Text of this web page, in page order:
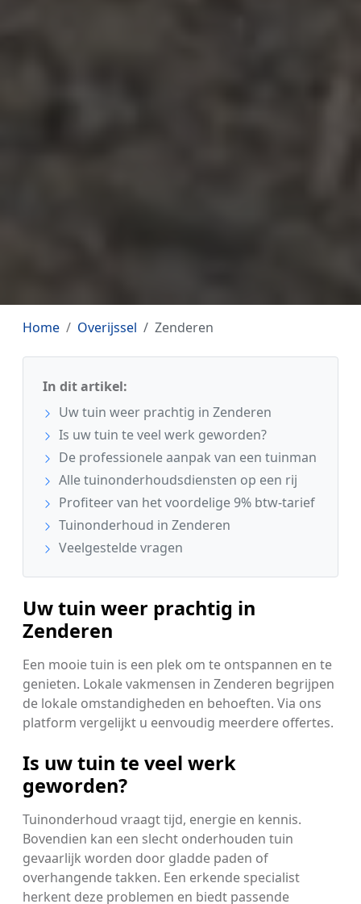
Home Overijssel Zenderen
In dit artikel:
Uw tuin weer prachtig in Zenderen
Is uw tuin te veel werk geworden?
De professionele aanpak van een tuinman
Alle tuinonderhoudsdiensten op een rij
Profiteer van het voordelige 9% btw-tarief
Tuinonderhoud in Zenderen
Veelgestelde vragen
Uw tuin weer prachtig in
Zenderen
Een mooie tuin is een plek om te ontspannen en te
genieten. Lokale vakmensen in Zenderen begrijpen
de lokale omstandigheden en behoeften. Via ons
platform vergelijkt u eenvoudig meerdere offertes.
Is uw tuin te veel werk
geworden?
Tuinonderhoud vraagt tijd, energie en kennis.
Bovendien kan een slecht onderhouden tuin
gevaarlijk worden door gladde paden of
overhangende takken. Een erkende specialist
herkent deze problemen en biedt passende